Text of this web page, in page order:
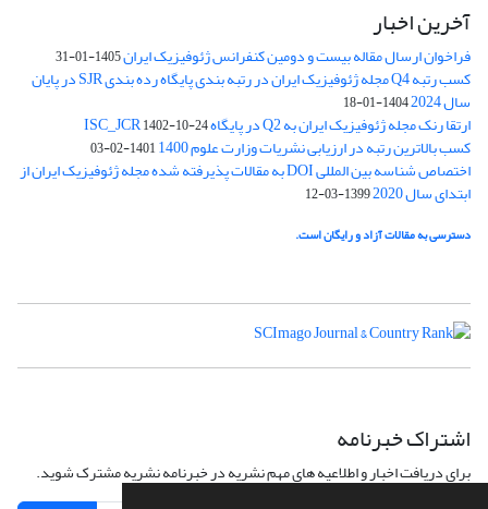
آخرین اخبار
فراخوان ارسال مقاله بیست و دومین کنفرانس ژئوفیزیک ایران1405-01-31
کسب رتبه Q4 مجله ژئوفیزیک ایران در رتبه بندی پایگاه رده بندی SJR در پایان
سال 2024 1404-01-18
ارتقا رنک مجله ژئوفیزیک ایران به Q2 در پایگاه ISC_JCR 1402-10-24
کسب بالاترین رتبه در ارزیابی نشریات وزارت علوم 1400 1401-02-03
اختصاص شناسه بین المللی DOI به مقالات پذیرفته شده مجله ژئوفیزیک ایران از
ابتدای سال 2020 1399-03-12
دسترسی به مقالات آزاد و رایگان است.
اشتراک خبرنامه
برای دریافت اخبار و اطلاعیه های مهم نشریه در خبرنامه نشریه مشترک شوید.